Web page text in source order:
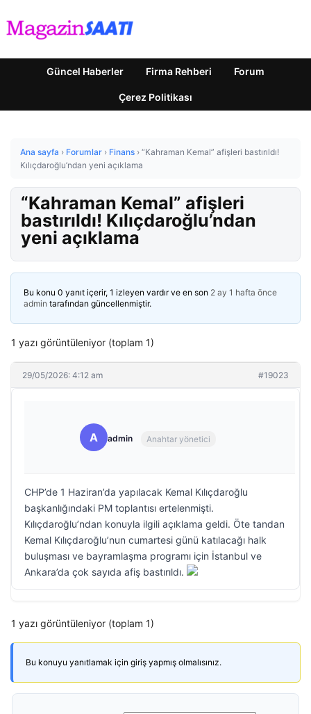
Güncel Haberler Firma Rehberi Forum
Çerez Politikası
Ana sayfa › Forumlar › Finans › “Kahraman Kemal” afişleri bastırıldı!
Kılıçdaroğlu’ndan yeni açıklama
“Kahraman Kemal” afişleri
bastırıldı! Kılıçdaroğlu’ndan
yeni açıklama
Bu konu 0 yanıt içerir, 1 izleyen vardır ve en son 2 ay 1 hafta önce
admin tarafından güncellenmiştir.
1 yazı görüntüleniyor (toplam 1)
29/05/2026: 4:12 am #19023
A admin Anahtar yönetici
CHP’de 1 Haziran’da yapılacak Kemal Kılıçdaroğlu
başkanlığındaki PM toplantısı ertelenmişti.
Kılıçdaroğlu’ndan konuyla ilgili açıklama geldi. Öte tandan
Kemal Kılıçdaroğlu’nun cumartesi günü katılacağı halk
buluşması ve bayramlaşma programı için İstanbul ve
Ankara’da çok sayıda afiş bastırıldı.
1 yazı görüntüleniyor (toplam 1)
Bu konuyu yanıtlamak için giriş yapmış olmalısınız.